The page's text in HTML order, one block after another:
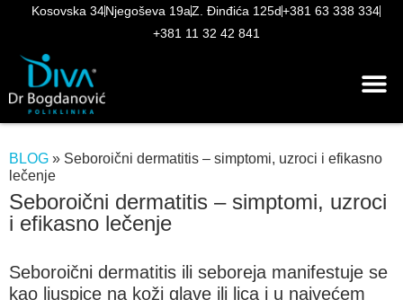
Kosovska 34Njegoševa 19aZ. Đinđića 125d+381 63 338 334
+381 11 32 42 841
BLOG » Seboroični dermatitis – simptomi, uzroci i efikasno
lečenje
Seboroični dermatitis – simptomi, uzroci
i efikasno lečenje
Seboroični dermatitis ili seboreja manifestuje se
kao ljuspice na koži glave ili lica i u najvećem